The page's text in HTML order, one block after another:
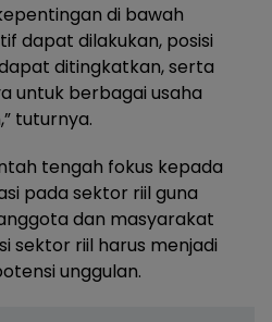
di bawah
dapat dilakukan, posisi
ditingkatkan, serta
untuk berbagai usaha
tuturnya.
tengah fokus kepada
pada sektor riil guna
dan masyarakat
sektor riil harus menjadi
unggulan.